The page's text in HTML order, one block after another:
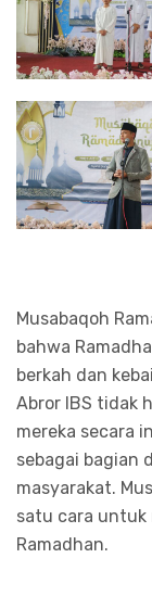
Musabaqoh
bahwa
berkah dan
Abror IBS tidak
mereka secara
sebagai bagian
masyarakat.
satu cara untuk
Ramadhan.